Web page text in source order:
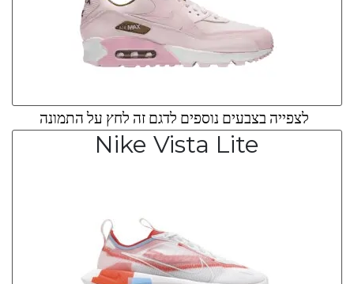
לצפייה בצבעים נוספים לדגם זה לחץ על התמונה
Nike Vista Lite